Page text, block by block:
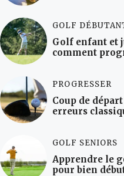
GOLF
Golf enfant et
comment
PROGRESSER
Coup de
erreurs
GOLF SENIORS
Apprendre le
pour bien